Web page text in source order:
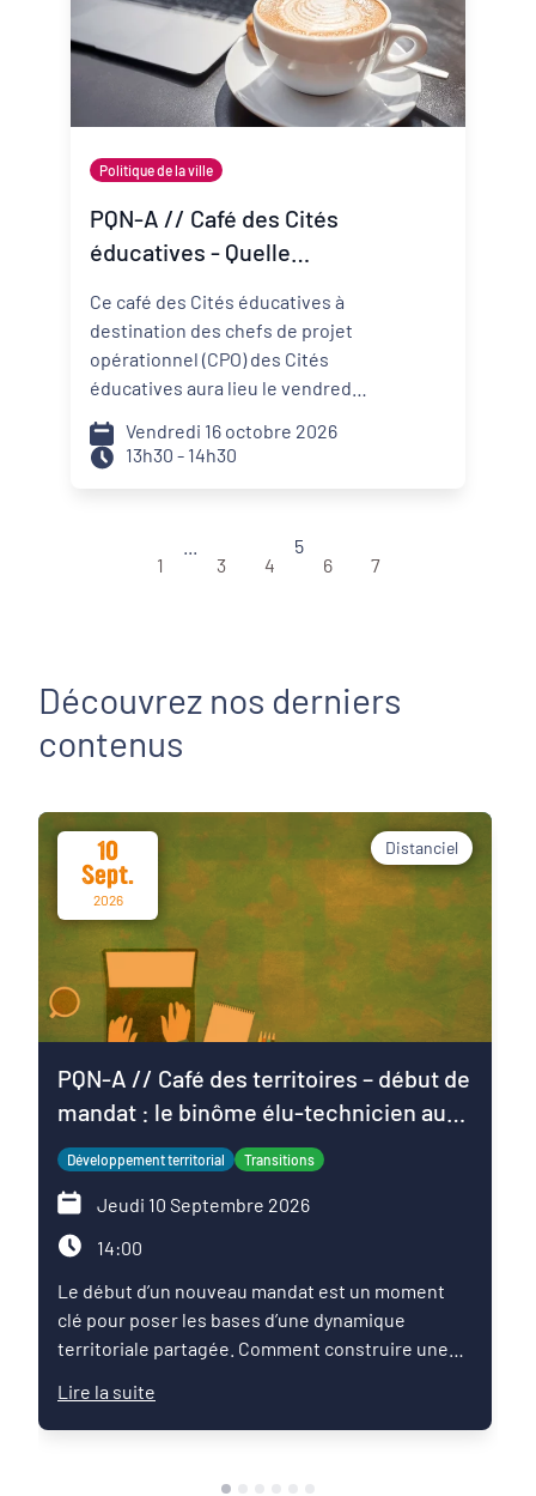
Politique de la ville
PQN-A // Café des Cités
éducatives - Quelle
éducative et contrat de
ville ?
Ce café des Cités éducatives à
destination des chefs de projet
opérationnel (CPO) des Cités
éducatives aura lieu le vendredi
16 octobre de 13h30 à 14h30 et il
portera sur l'articulation entre
Cité éducative et contrat de ville.
Vendredi 16 octobre 2026
13h30 - 14h30
1
3
4
5
6
7
Découvrez nos derniers
contenus
10
Sept.
2026
Distanciel
PQN-A // Café des territoires – début de
mandat : le binôme élu-technicien au
service du projet de territoire
Développement territorial Transitions
Jeudi 10 Septembre 2026
14:00
Le début d’un nouveau mandat est un moment
clé pour poser les bases d’une dynamique
territoriale partagée. Comment construire une
Comment articuler les ambitions politiques,
l’expertise des services et les enjeux du territoire
Lire la suite